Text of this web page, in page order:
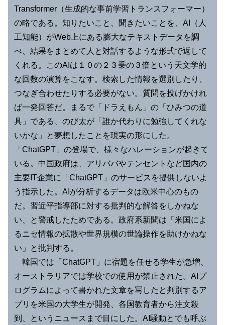
Transformer（生成的な事前学習トランスフォーマー）
の略である。知りたいこと、聞きたいことを、AI（人
工知能）がWeb上にある膨大なテキストデータを調
べ、結果をまとめて人と対話するような形式で返して
くれる。このAIは１０の２３乗の３倍という天文学的
な回数の演算をこなす。検索した情報を選別したり、
つなぎ合わせたりする必要がない。質問を投げかけれ
ば一発回答だ。まるで「ドラえもん」の「ひみつの道
具」である、のび太が「誰か代わりに勉強してくれな
いかな」と夢想したことを現実の形にした。
「ChatGPT」の登場で、様々なハレーションが起きて
いる。中国政府は、アリババやテンセントなど国内の
主要IT企業に「ChatGPT」のサービスを提供しないよ
う指示した。AIが分析するデータは欧米中心のもの
だ。習近平指導部に対する批判的な解答をしかねな
い、と警戒したためである。政府系新聞は「米国によ
るニセ情報の拡散や世界規模の世論操作を助けかねな
い」と批判する。
韓国では「ChatGPT」に宿題を任せる学生が急増、
オーストラリアでは学校での使用が禁止された。AIプ
ログラムによって書かれた文章を写したと判別するア
プリを米国の大学生が開発、各国教育者から注文殺
到、というニュースまで目にした。AI騒動とでも呼ぶ